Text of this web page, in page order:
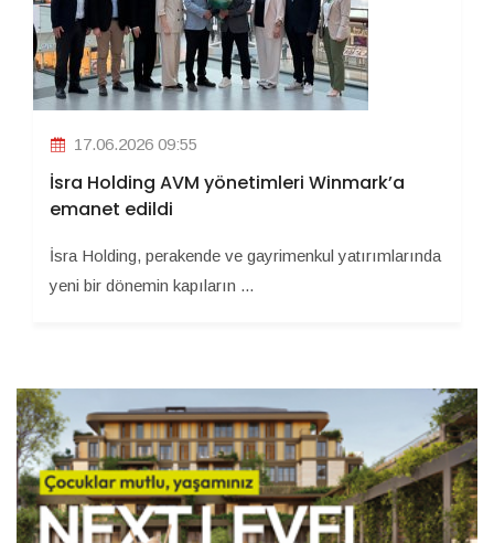
17.06.2026 09:55
İsra Holding AVM yönetimleri Winmark’a
emanet edildi
İsra Holding, perakende ve gayrimenkul yatırımlarında
yeni bir dönemin kapıların ...